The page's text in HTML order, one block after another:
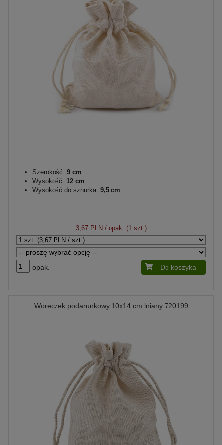
Szerokość: 9 cm
Wysokość: 12 cm
Wysokość do sznurka: 9,5 cm
3,67 PLN/ opak. (1 szt.)
opak. Do koszyka
Woreczek podarunkowy 10x14 cm lniany 720199